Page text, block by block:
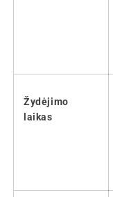
Žydėjimo
laikas